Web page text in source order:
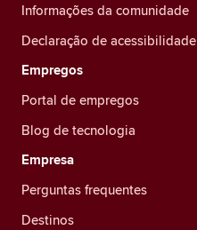
Informações da comunidade
Declaração de acessibilidade
Empregos
Portal de empregos
Blog de tecnologia
Empresa
Perguntas frequentes
Destinos